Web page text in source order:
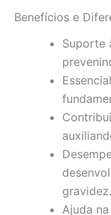
Benefícios e
Suporte
gravidez.
Ajuda